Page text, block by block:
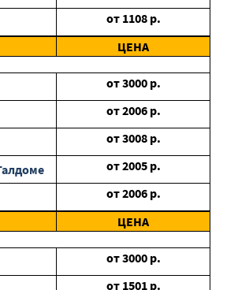
от 1108 р.
ЦЕНА
от3000 р.
от2006 р.
от3008 р.
от2005 р.
от2006 р.
ЦЕНА
от3000 р.
от 1501 р.